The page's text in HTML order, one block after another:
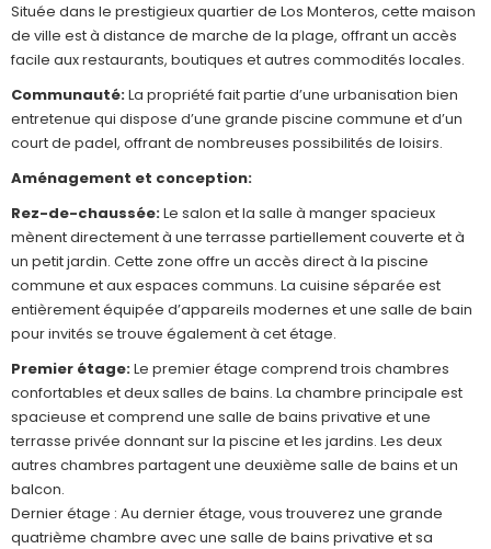
Située dans le prestigieux quartier de Los Monteros, cette maison
de ville est à distance de marche de la plage, offrant un accès
facile aux restaurants, boutiques et autres commodités locales.
Communauté:La propriété fait partie d’une urbanisation bien
entretenue qui dispose d’une grande piscine commune et d’un
court de padel, offrant de nombreuses possibilités de loisirs.
Aménagement et conception:
Rez-de-chaussée:Le salon et la salle à manger spacieux
mènent directement à une terrasse partiellement couverte et à
un petit jardin. Cette zone offre un accès direct à la piscine
commune et aux espaces communs. La cuisine séparée est
entièrement équipée d’appareils modernes et une salle de bain
pour invités se trouve également à cet étage.
Premier étage:Le premier étage comprend trois chambres
confortables et deux salles de bains. La chambre principale est
spacieuse et comprend une salle de bains privative et une
terrasse privée donnant sur la piscine et les jardins. Les deux
autres chambres partagent une deuxième salle de bains et un
balcon.
Dernier étage : Au dernier étage, vous trouverez une grande
quatrième chambre avec une salle de bains privative et sa